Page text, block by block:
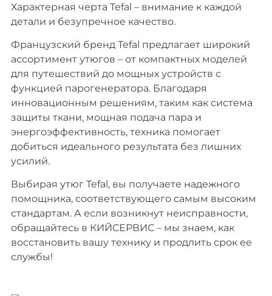
Характерная черта Tefal – внимание к каждой
детали и безупречное качество.
Французский бренд Tefal предлагает широкий
ассортимент утюгов – от компактных моделей
для путешествий до мощных устройств с
функцией парогенератора. Благодаря
инновационным решениям, таким как система
защиты ткани, мощная подача пара и
энергоэффективность, техника помогает
добиться идеального результата без лишних
усилий.
Выбирая утюг Tefal, вы получаете надежного
помощника, соответствующего самым высоким
стандартам. А если возникнут неисправности,
обращайтесь в КИЙСЕРВИС – мы знаем, как
восстановить вашу технику и продлить срок ее
службы!